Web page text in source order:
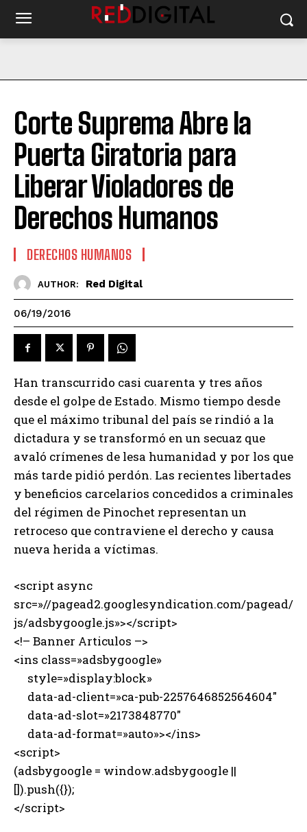
Corte Suprema Abre la
Puerta Giratoria para
Liberar Violadores de
Derechos Humanos
DERECHOS HUMANOS
AUTHOR: Red Digital
06/19/2016
Han transcurrido casi cuarenta y tres años
desde el golpe de Estado. Mismo tiempo desde
que el máximo tribunal del país se rindió a la
dictadura y se transformó en un secuaz que
avaló crímenes de lesa humanidad y por los que
más tarde pidió perdón. Las recientes libertades
y beneficios carcelarios concedidos a criminales
del régimen de Pinochet representan un
retroceso que contraviene el derecho y causa
nueva herida a víctimas.
<script async
src=»//pagead2.googlesyndication.com/pagead/
js/adsbygoogle.js»></script>
<!– Banner Articulos –>
<ins class=»adsbygoogle»
style=»display:block»
data-ad-client=»ca-pub-2257646852564604″
data-ad-slot=»2173848770″
data-ad-format=»auto»></ins>
<script>
(adsbygoogle = window.adsbygoogle ||
[]).push({});
</script>